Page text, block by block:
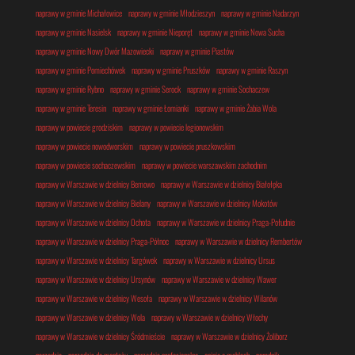
naprawy w gminie Michałowice naprawy w gminie Młodzieszyn naprawy w gminie Nadarzyn
naprawy w gminie Nasielsk naprawy w gminie Nieporęt naprawy w gminie Nowa Sucha
naprawy w gminie Nowy Dwór Mazowiecki naprawy w gminie Piastów
naprawy w gminie Pomiechówek naprawy w gminie Pruszków naprawy w gminie Raszyn
naprawy w gminie Rybno naprawy w gminie Serock naprawy w gminie Sochaczew
naprawy w gminie Teresin naprawy w gminie Łomianki naprawy w gminie Żabia Wola
naprawy w powiecie grodziskim naprawy w powiecie legionowskim
naprawy w powiecie nowodworskim naprawy w powiecie pruszkowskim
naprawy w powiecie sochaczewskim naprawy w powiecie warszawskim zachodnim
naprawy w Warszawie w dzielnicy Bemowo naprawy w Warszawie w dzielnicy Białołęka
naprawy w Warszawie w dzielnicy Bielany naprawy w Warszawie w dzielnicy Mokotów
naprawy w Warszawie w dzielnicy Ochota naprawy w Warszawie w dzielnicy Praga-Południe
naprawy w Warszawie w dzielnicy Praga-Północ naprawy w Warszawie w dzielnicy Rembertów
naprawy w Warszawie w dzielnicy Targówek naprawy w Warszawie w dzielnicy Ursus
naprawy w Warszawie w dzielnicy Ursynów naprawy w Warszawie w dzielnicy Wawer
naprawy w Warszawie w dzielnicy Wesoła naprawy w Warszawie w dzielnicy Wilanów
naprawy w Warszawie w dzielnicy Wola naprawy w Warszawie w dzielnicy Włochy
naprawy w Warszawie w dzielnicy Śródmieście naprawy w Warszawie w dzielnicy Żoliborz